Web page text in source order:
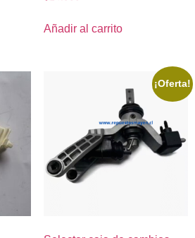
Añadir al carrito
¡Oferta!